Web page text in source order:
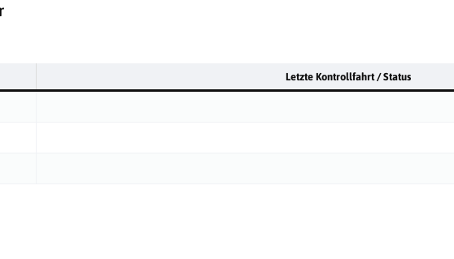
Letzte Kontrollfahrt / Status